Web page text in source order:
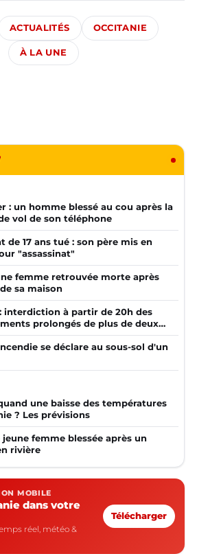
ACTUALITÉS OCCITANIE
À LA UNE
: un homme blessé au cou après la
vol de son téléphone
de 17 ans tué : son père mis en
"assassinat"
femme retrouvée morte après
sa maison
interdiction à partir de 20h des
prolongés de plus de deux
accompagnés d'un adulte
se déclare au sous-sol d'un
une baisse des températures
? Les prévisions
jeune femme blessée après un
rivière
MOBILE
dans votre
réel, météo &
Télécharger